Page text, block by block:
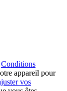
Conditions
appareil pour
vos